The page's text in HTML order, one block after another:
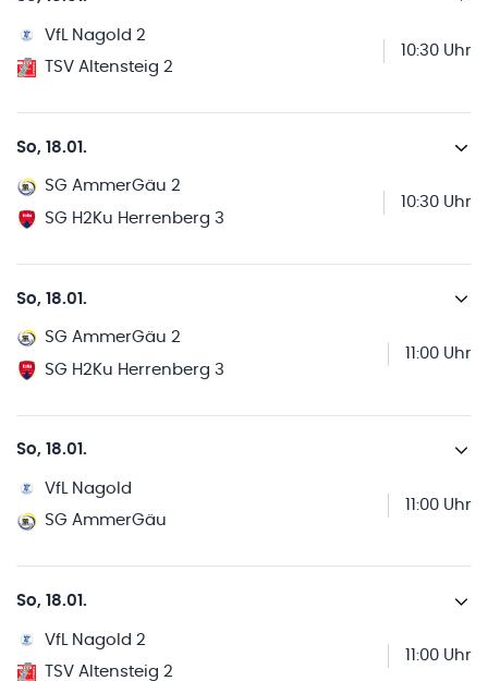
VfL Nagold 2
TSV Altensteig 2
10:30 Uhr
So, 18.01.
SG AmmerGäu 2
SG H2Ku Herrenberg 3
10:30 Uhr
So, 18.01.
SG AmmerGäu 2
SG H2Ku Herrenberg 3
11:00 Uhr
So, 18.01.
VfL Nagold
SG AmmerGäu
11:00 Uhr
So, 18.01.
VfL Nagold 2
TSV Altensteig 2
11:00 Uhr